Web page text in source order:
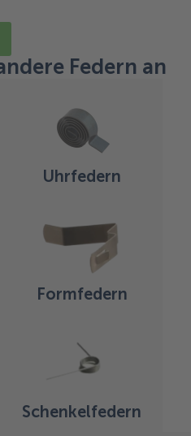
Federn an
Uhrfedern
Formfedern
Schenkelfedern